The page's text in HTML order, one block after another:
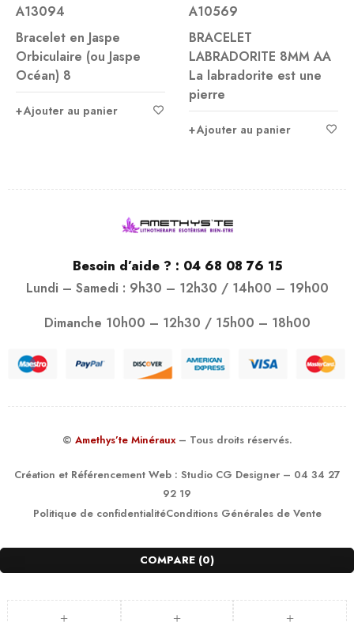
A13094
Bracelet en Jaspe
Orbiculaire (ou Jaspe
Océan) 8
Ajouter au panier
A10569
BRACELET
LABRADORITE 8MM AA
La labradorite est une
pierre
Ajouter au panier
Besoin d’aide ? : 04 68 08 76 15
Lundi – Samedi : 9h30 – 12h30 / 14h00 – 19h00
Dimanche 10h00 – 12h30 / 15h00 – 18h00
© Amethys’te Minéraux – Tous droits réservés.
Création et Référencement Web : Studio CG Designer– 04 34 27
92 19
Politique de confidentialitéConditions Générales de Vente
COMPARE (0)